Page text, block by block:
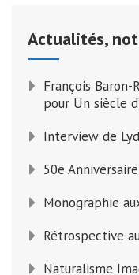
Actualités,
François Baron-
pour Un siècle
Interview de
50e
Monographie
Rétrospective
Naturalisme